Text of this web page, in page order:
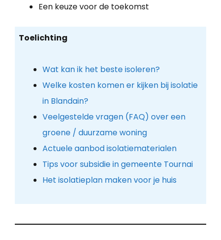
Een keuze voor de toekomst
Toelichting
Wat kan ik het beste isoleren?
Welke kosten komen er kijken bij isolatie
in Blandain?
Veelgestelde vragen (FAQ) over een
groene / duurzame woning
Actuele aanbod isolatiematerialen
Tips voor subsidie in gemeente Tournai
Het isolatieplan maken voor je huis